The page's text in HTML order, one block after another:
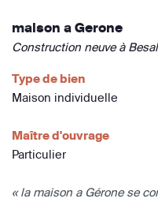
maison a Gerone
Construction neuve à
Type de bien
Maison individuelle
Maître d'ouvrage
Particulier
« la maison a Gérone se